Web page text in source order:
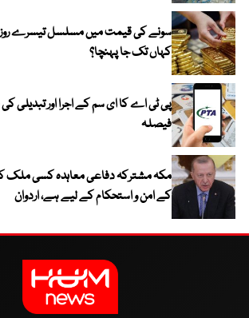
سونے کی قیمت میں مسلسل تیسرے روز
کہاں تک جا پہنچا؟
پی ٹی اے کا ای سم کے اجرا اور تبدیلی
فیصلہ
مکہ مشترکہ دفاعی معاہدہ کسی ملک
کے امن و استحکام کے لیے ہے، اردوان